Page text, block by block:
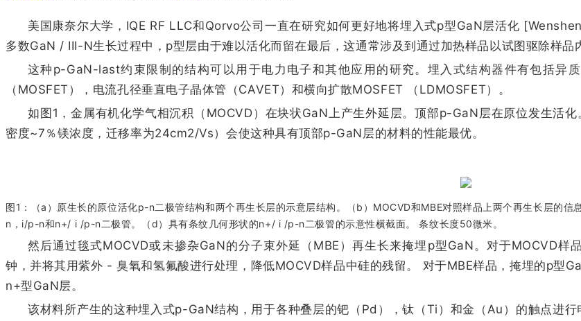
美国康奈尔大学，IQE RF LLC和Qorvo公司一直在研究如何更好地将埋入式p型GaN层活化
多数GaN / III-N生长过程中，p型层由于难以活化而留在最后，这通常涉及到通过加热样品以试图驱除样品
这种p-GaN-last约束限制的结构可以用于电力电子和其他应用的研究。埋入式结构器件有包括异
（MOSFET），电流孔径垂直电子晶体管（CAVET）和横向扩散MOSFET （LDMOSFET）。
如图1，金属有机化学气相沉积（MOCVD）在块状GaN上产生外延层。顶部p-GaN层在原位发生活
密度~7％镁浓度，迁移率为24cm2/Vs）会使这种具有顶部p-GaN层的材料的性能最优。
图1：（a）原生长的原位活化p-n二极管结构和两个再生长层的示意层结构。（b）MOCVD和MBE对照样品上两个再生长层的
n，i/p-n和n+/ i /p-n二极管。（d）具有条纹几何形状的n+/ i /p-n二极管的示意性横截面。 条纹长度50微米。
然后通过毯式MOCVD或未掺杂GaN的分子束外延（MBE）再生长来掩埋p型GaN。对于MOCVD
钟，并将其用紫外 - 臭氧和氢氟酸进行处理，降低MOCVD样品中硅的残留。 对于MBE样品，掩埋的p型
n+型GaN层。
该材料所产生的这种埋入式p-GaN结构，用于各种叠层的钯（Pd），钛（Ti）和金（Au）的触点进